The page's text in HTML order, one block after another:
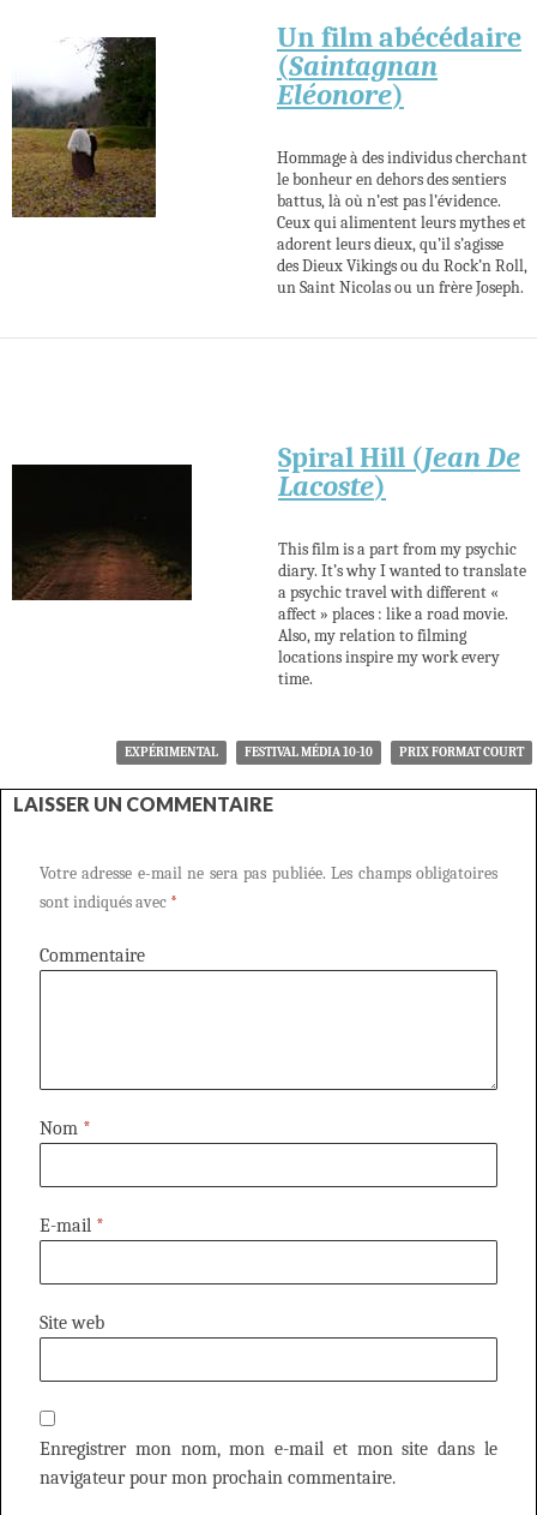
Un film abécédaire
(Saintagnan
Eléonore)
Hommage à des individus cherchant
le bonheur en dehors des sentiers
battus, là où n’est pas l’évidence.
Ceux qui alimentent leurs mythes et
adorent leurs dieux, qu’il s’agisse
des Dieux Vikings ou du Rock’n Roll,
un Saint Nicolas ou un frère Joseph.
Spiral Hill (Jean De
Lacoste)
This film is a part from my psychic
diary. It’s why I wanted to translate
a psychic travel with different «
affect » places : like a road movie.
Also, my relation to filming
locations inspire my work every
time.
EXPÉRIMENTAL FESTIVAL MÉDIA 10-10 PRIX FORMAT COURT
LAISSER UN COMMENTAIRE
Votre adresse e-mail ne sera pas publiée. Les champs obligatoires
sont indiqués avec *
Commentaire
Nom *
E-mail *
Site web
Enregistrer mon nom, mon e-mail et mon site dans le
navigateur pour mon prochain commentaire.